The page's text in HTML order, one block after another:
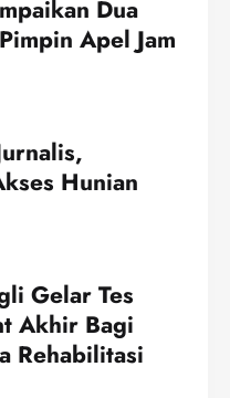
Dua
Apel Jam
Hunian
Gelar Tes
Akhir Bagi
Rehabilitasi